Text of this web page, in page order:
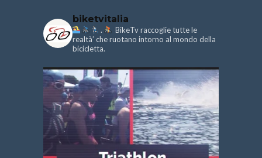
biketvitalia
.
BikeTv raccoglie tutte le
realtà’ che ruotano intorno al mondo della
bicicletta.